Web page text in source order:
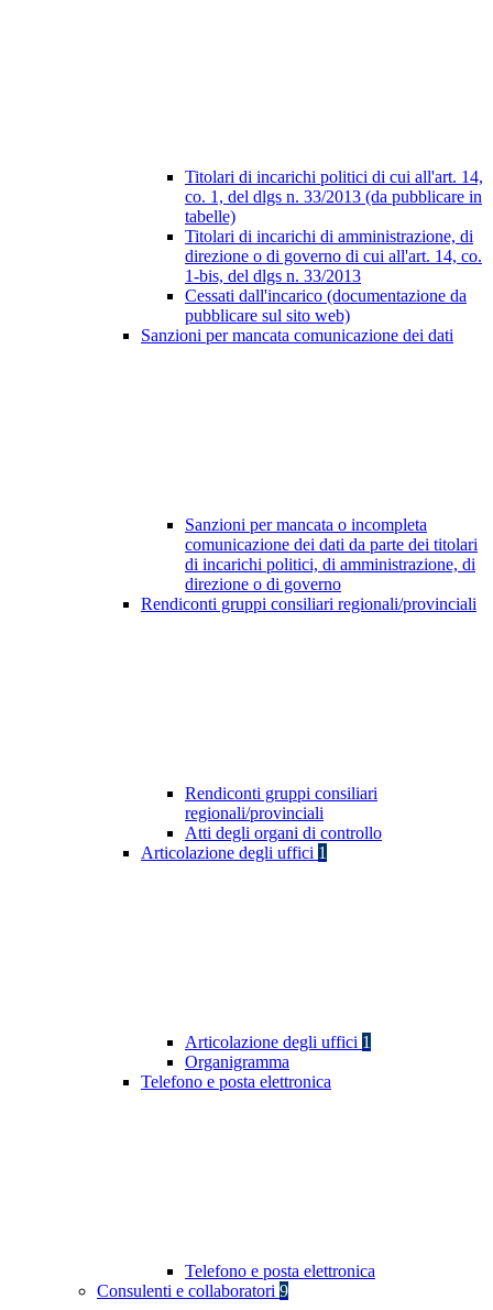
Titolari di incarichi politici di cui all'art. 14,
co. 1, del dlgs n. 33/2013 (da pubblicare in
tabelle)
Titolari di incarichi di amministrazione, di
direzione o di governo di cui all'art. 14, co.
1-bis, del dlgs n. 33/2013
Cessati dall'incarico (documentazione da
pubblicare sul sito web)
Sanzioni per mancata comunicazione dei dati
Sanzioni per mancata o incompleta
comunicazione dei dati da parte dei titolari
di incarichi politici, di amministrazione, di
direzione o di governo
Rendiconti gruppi consiliari regionali/provinciali
Rendiconti gruppi consiliari
regionali/provinciali
Atti degli organi di controllo
Articolazione degli uffici 1
Articolazione degli uffici 1
Organigramma
Telefono e posta elettronica
Telefono e posta elettronica
Consulenti e collaboratori 9